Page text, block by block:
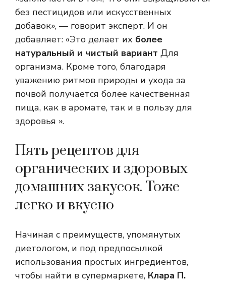
без пестицидов или искусственных
добавок», — говорит эксперт. И он
добавляет: «Это делает их более
натуральный и чистый вариант Для
организма. Кроме того, благодаря
уважению ритмов природы и ухода за
почвой получается более качественная
пища, как в аромате, так и в пользу для
здоровья ».
Пять рецептов для
органических и здоровых
домашних закусок. Тоже
легко и вкусно
Начиная с преимуществ, упомянутых
диетологом, и под предпосылкой
использования простых ингредиентов,
чтобы найти в супермаркете, Клара П.